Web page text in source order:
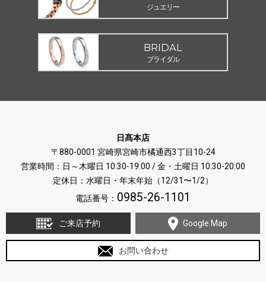
ジュエリー
BRIDAL
ブライダル
日髙本店
〒880-0001 宮崎県宮崎市橘通西3丁目10-24
営業時間：日～木曜日 10:30-19:00 / 金・土曜日 10:30-20:00
定休日：水曜日・年末年始（12/31〜1/2）
電話番号： 0985-26-1101
ご来店予約 Google Map
お問い合わせ